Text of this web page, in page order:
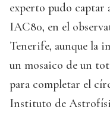
experto pudo captar
IAC80, en el
Tenerife, aunque la
un mosaico de un
para completar el
Instituto de